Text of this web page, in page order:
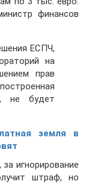
финансов
ЕСПЧ,
на
прав
не будет
земля в
игнорирование
штраф, но